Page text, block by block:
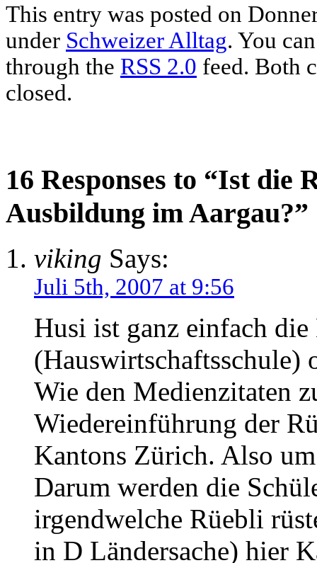
This entry was posted on
under Schweizer Alltag. You
through the RSS 2.0 feed. Both
closed.
16 Responses to “Ist die
Ausbildung im Aargau?”
viking Says:
Juli 5th, 2007 at 9:56
Husi ist ganz einfach
(Hauswirtschaftsschule)
Wie den Medienzitaten
Wiedereinführung der
Kantons Zürich. Also
Darum werden die
irgendwelche Rüebli
in D Ländersache) hier